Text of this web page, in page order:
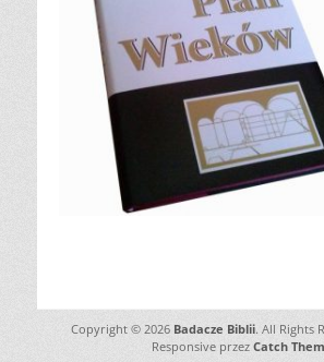
Copyright © 2026 Badacze Biblii. All Rights
Responsive przez Catch